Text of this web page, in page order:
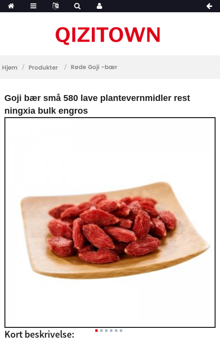
Hjem Produkter Røde Goji -bær
Goji bær små 580 lave plantevernmidler rest
ningxia bulk engros
Kort beskrivelse: